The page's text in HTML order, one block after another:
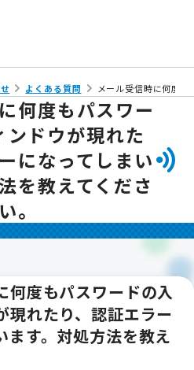
よくある質問 メール受信時に何度
何度もパスワー
ンドウが現れた
になってしまい
を教えてくださ
い。
何度もパスワードの入
現れたり、認証エラー
ます。対処方法を教え